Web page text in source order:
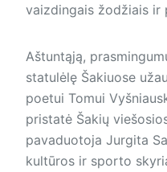
vaizdingais žodžiais ir
Aštuntąją,
statulėlę Šakiuose
poetui Tomui
pristatė Šakių
pavaduotoja Jurgita
kultūros ir sporto